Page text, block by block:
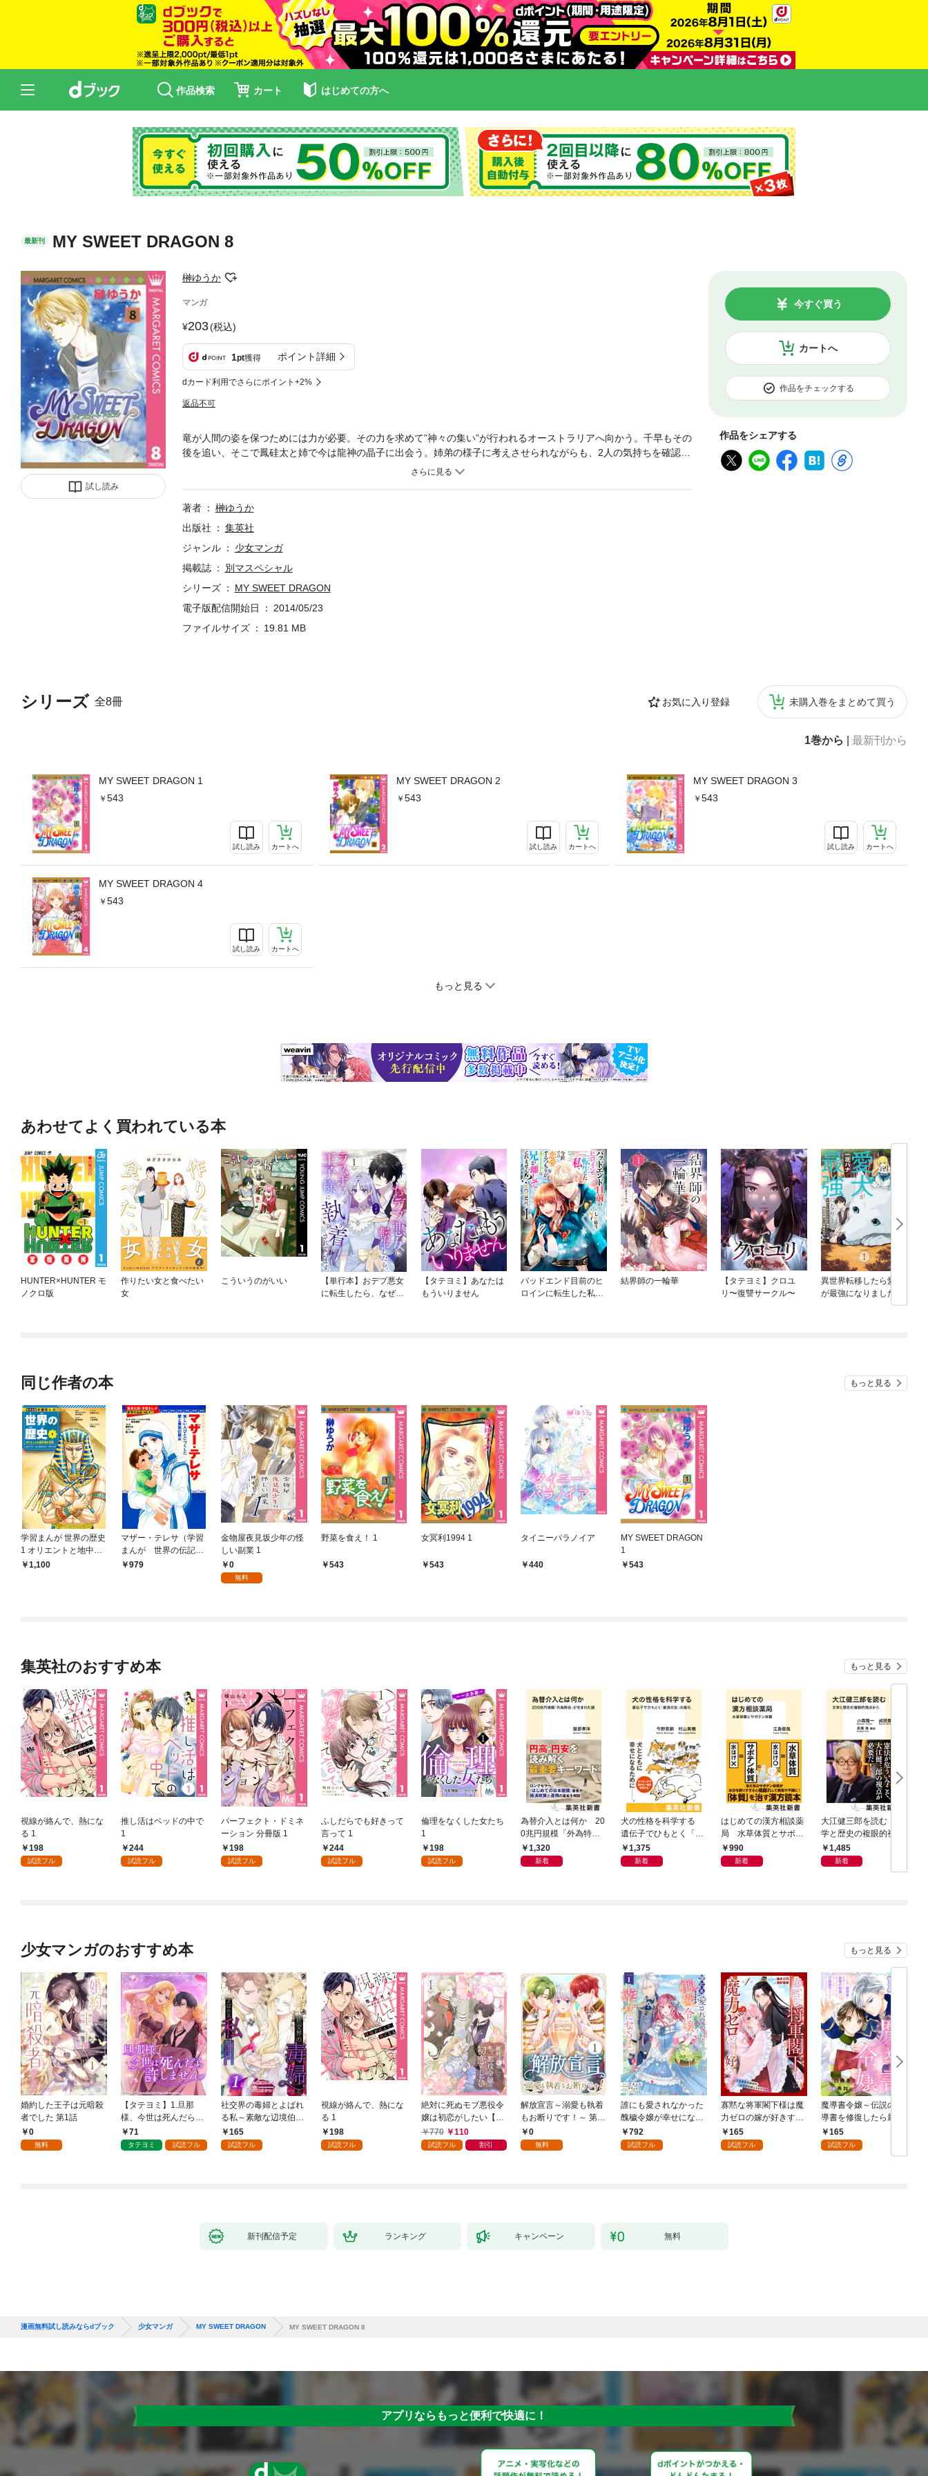
作品検索 カート はじめての方へ
最新刊 MY SWEET DRAGON 8
試し読み
榊ゆうか
マンガ
203(税込)
1pt獲得 ポイント詳細
dカード利用でさらにポイント+2%
返品不可
カートへ
今すぐ買う
作品をチェックする
作品をシェアする
シリーズ 全8冊 お気に入り登録 未購入巻をまとめて買う
1巻から 最新刊から
MY SWEET DRAGON 1
543
試し読み カートへ
MY SWEET DRAGON 2
543
試し読み カートへ
MY SWEET DRAGON 3
543
試し読み カートへ
MY SWEET DRAGON 4
543
試し読み カートへ
もっと見る
竜が人間の姿を保つためには力が必要。その力を求めて”神々の集い”が行われるオーストラリアへ向かう。千早もその
後を追い、そこで鳳硅太と姉で今は龍神の晶子に出会う。姉弟の様子に考えさせられながらも、2人の気持ちを確認し
合い…!? ファンタスティック･ラバーズ、感動の完結巻!
著者
榊ゆうか
出版社
集英社
ジャンル
少女マンガ
掲載誌
別マスペシャル
シリーズ
MY SWEET DRAGON
電子版配信開始日
2014/05/23
ファイルサイズ
19.81 MB
あわせてよく買われている本
HUNTER×HUNTER モ
ノクロ版
作りたい女と食べたい
女
こういうのがいい
【単行本】おデブ悪女
に転生したら、なぜか
【タテヨミ】あなたは
もういりません
バッドエンド目前のヒ
ロインに転生した私、
結界師の一輪華
【タテヨミ】クロユ
リ〜復讐サークル〜
異世界転移したら愛犬
が最強になりました ～
シルバーフェンリルと
同じ作者の本 もっと見る
学習まんが 世界の歴史
1 オリエントと地中海
の文明 エジプト・メソ
1,100
マザー・テレサ（学習
まんが 世界の伝記N
EXT）
979
金物屋夜見坂少年の怪
しい副業 1
0
無料
野菜を食え！ 1
543
女冥利1994 1
543
タイニーパラノイア
440
MY SWEET DRAGON
1
543
集英社のおすすめ本 もっと見る
視線が絡んで、熱にな
る 1
198
試読フル
推し活はベッドの中で
1
244
試読フル
パーフェクト・ドミネ
ーション 分冊版 1
198
試読フル
ふしだらでも好きって
言って 1
244
試読フル
倫理をなくした女たち
1
198
試読フル
為替介入とは何か 20
0兆円規模「外為特
会」が生まれた謎
1,320
新着
犬の性格を科学する
遺伝子でひもとく「最
良の友」の進化
1,375
新着
はじめての漢方相談薬
局 水草体質とサボテ
ン体質
990
新着
大江健三郎を読む 文
学と歴史の複眼的視点
から1,485
新着
少女マンガのおすすめ本 もっと見る
婚約した王子は元暗殺
者でした 第1話
0
無料
【タテヨミ】1.旦那
様、今世は死んだら許
しません
71
タテヨミ 試読フル
社交界の毒婦とよばれ
る私～素敵な辺境伯令
息に腕を折られたの
で、責任とってもらい
165
試読フル
視線が絡んで、熱にな
る 1
198
試読フル
絶対に死ぬモブ悪役令
嬢は初恋がしたい【単
行本版】 1巻
770 110
試読フル 割引
解放宣言～溺愛も執着
もお断りです！～ 第1
話0
無料
誰にも愛されなかった
醜穢令嬢が幸せになる
まで 1
792
試読フル
寡黙な将軍閣下様は魔
力ゼロの嫁が好きすぎ
る～なぜか旦那様の心
の声が聞こえます！？
165
試読フル
魔導書令嬢～伝説の魔
導書を修復したら最強
の精霊が味方になりま
した（クールな王弟殿
下がなぜかいつもそば
165
試読フル
新刊配信予定 ランキング キャンペーン 無料
漫画無料試し読みならdブック 少女マンガ MY SWEET DRAGON MY SWEET DRAGON 8
アプリならもっと便利で快適に！